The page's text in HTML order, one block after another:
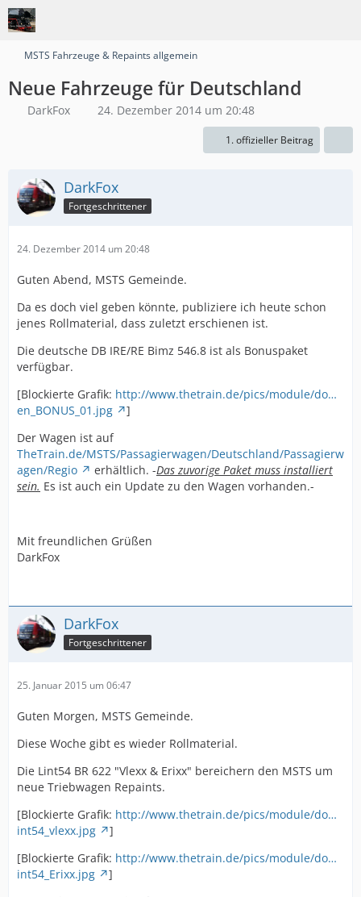
MSTS Fahrzeuge & Repaints allgemein
Neue Fahrzeuge für Deutschland
DarkFox 24. Dezember 2014 um 20:48
1. offizieller Beitrag
DarkFox
Fortgeschrittener
24. Dezember 2014 um 20:48
Guten Abend, MSTS Gemeinde.
Da es doch viel geben könnte, publiziere ich heute schon
jenes Rollmaterial, dass zuletzt erschienen ist.
Die deutsche DB IRE/RE Bimz 546.8 ist als Bonuspaket
verfügbar.
[Blockierte Grafik: http://www.thetrain.de/pics/module/do…
en_BONUS_01.jpg
]
Der Wagen ist auf
TheTrain.de/MSTS/Passagierwagen/Deutschland/Passagierw
agen/Regio
erhältlich. -Das zuvorige Paket muss installiert
sein. Es ist auch ein Update zu den Wagen vorhanden.-
Mit freundlichen Grüßen
DarkFox
DarkFox
Fortgeschrittener
25. Januar 2015 um 06:47
Guten Morgen, MSTS Gemeinde.
Diese Woche gibt es wieder Rollmaterial.
Die Lint54 BR 622 "Vlexx & Erixx" bereichern den MSTS um
neue Triebwagen Repaints.
[Blockierte Grafik: http://www.thetrain.de/pics/module/do…
int54_vlexx.jpg
]
[Blockierte Grafik: http://www.thetrain.de/pics/module/do…
int54_Erixx.jpg
]